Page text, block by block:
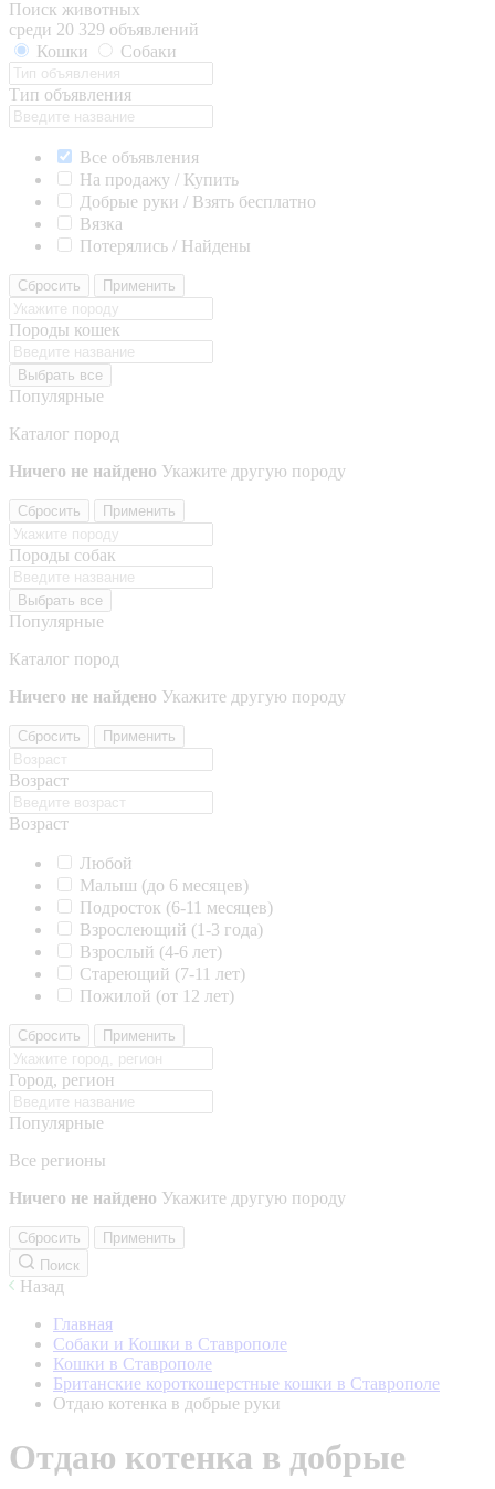
Поиск животных
среди 20 329 объявлений
Кошки
Собаки
Тип объявления
Все объявления
На продажу / Купить
Добрые руки / Взять бесплатно
Вязка
Потерялись / Найдены
Сбросить Применить
Породы кошек
Выбрать все
Популярные
Каталог пород
Ничего не найдено Укажите другую породу
Сбросить Применить
Породы собак
Выбрать все
Популярные
Каталог пород
Ничего не найдено Укажите другую породу
Сбросить Применить
Возраст
Возраст
Любой
Малыш (до 6 месяцев)
Подросток (6-11 месяцев)
Взрослеющий (1-3 года)
Взрослый (4-6 лет)
Стареющий (7-11 лет)
Пожилой (от 12 лет)
Сбросить Применить
Город, регион
Популярные
Все регионы
Ничего не найдено Укажите другую породу
Сбросить
Применить
Поиск
Назад
Главная
Собаки и Кошки в Ставрополе
Кошки в Ставрополе
Британские короткошерстные кошки в Ставрополе
Отдаю котенка в добрые руки
Отдаю котенка в добрые